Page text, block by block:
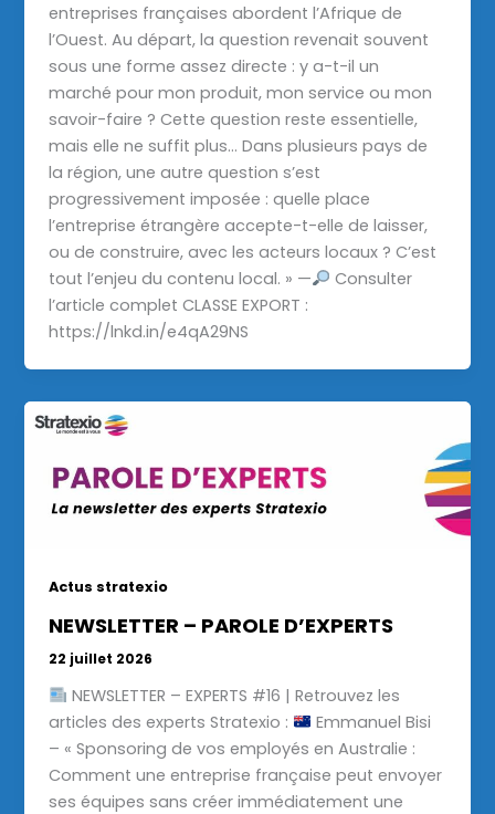
entreprises françaises abordent l’Afrique de
l’Ouest. Au départ, la question revenait souvent
sous une forme assez directe : y a-t-il un
marché pour mon produit, mon service ou mon
savoir-faire ? Cette question reste essentielle,
mais elle ne suffit plus… Dans plusieurs pays de
la région, une autre question s’est
progressivement imposée : quelle place
l’entreprise étrangère accepte-t-elle de laisser,
ou de construire, avec les acteurs locaux ? C’est
tout l’enjeu du contenu local. » —
Consulter
l’article complet CLASSE EXPORT :
https://lnkd.in/e4qA29NS
Actus stratexio
NEWSLETTER – PAROLE D’EXPERTS
22 juillet 2026
NEWSLETTER – EXPERTS #16 | Retrouvez les
articles des experts Stratexio :
Emmanuel Bisi
– « Sponsoring de vos employés en Australie :
Comment une entreprise française peut envoyer
ses équipes sans créer immédiatement une